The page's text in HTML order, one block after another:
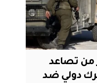
من تصاعد
دولي ضد